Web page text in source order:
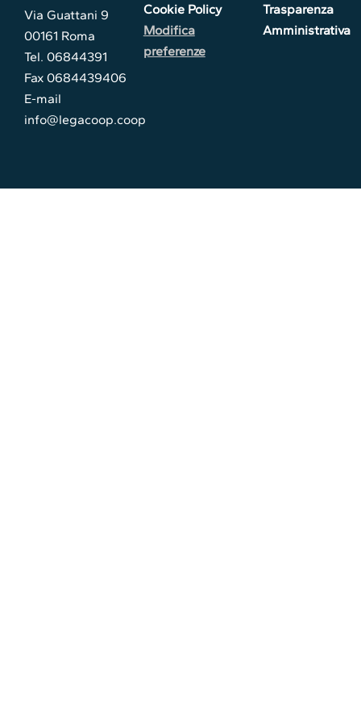
Via Guattani 9
00161 Roma
Tel. 06844391
Fax 0684439406
E-mail
info@legacoop.coop
Cookie Policy
Modifica
preferenze
Trasparenza
Amministrativa